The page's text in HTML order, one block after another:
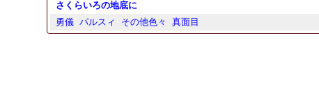
さくらいろの地底に
勇儀 パルスィ その他色々 真面目